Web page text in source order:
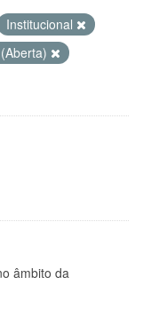
Institucional
âmbito da